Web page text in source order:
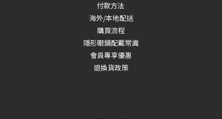
付款方法
海外/本地配送
購買流程
隱形眼鏡配戴常識
會員專享優惠
退換貨政策